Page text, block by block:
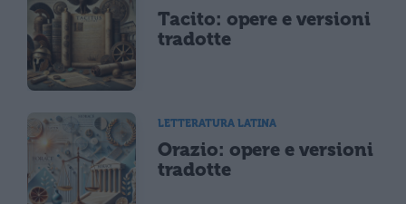
Tacito: opere e versioni
tradotte
LETTERATURA LATINA
Orazio: opere e versioni
tradotte